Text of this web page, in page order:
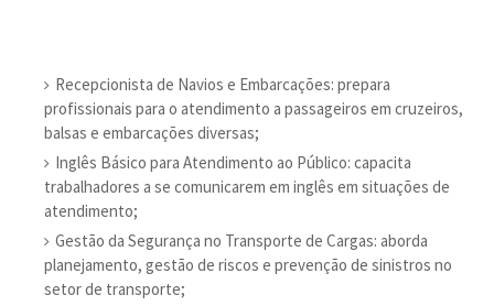
Recepcionista de Navios e Embarcações: prepara
profissionais para o atendimento a passageiros em cruzeiros,
balsas e embarcações diversas;
Inglês Básico para Atendimento ao Público: capacita
trabalhadores a se comunicarem em inglês em situações de
atendimento;
Gestão da Segurança no Transporte de Cargas: aborda
planejamento, gestão de riscos e prevenção de sinistros no
setor de transporte;